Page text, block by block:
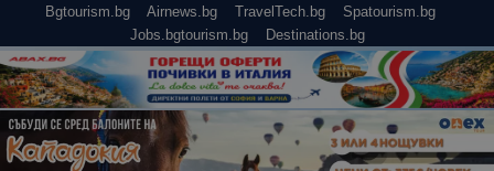
Bgtourism.bg Airnews.bg TravelTech.bg
Spatourism.bg
Jobs.bgtourism.bg
Destinations.bg